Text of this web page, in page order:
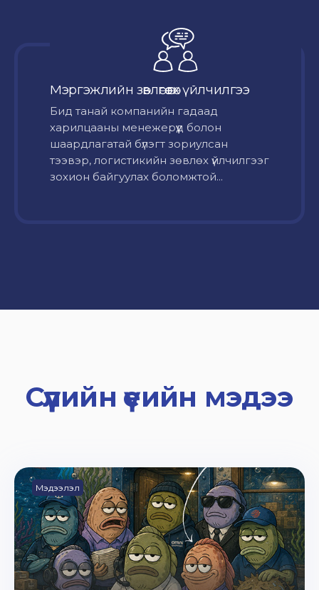
Мэргэжлийн зөвлөгөө өгөх үйлчилгээ
Бид танай компанийн гадаад
харилцааны менежерүүд болон
шаардлагатай бүлэгт зориулсан
тээвэр, логистикийн зөвлөх үйлчилгээг
зохион байгуулах боломжтой...
Сүүлийн үеийн мэдээ
Мэдээлэл